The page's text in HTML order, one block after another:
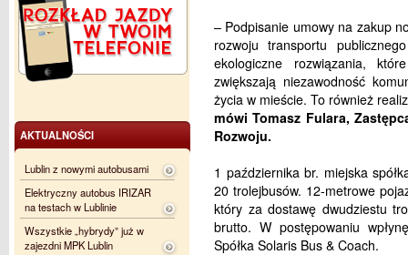
– Podpisanie umowy na zakup
rozwoju transportu
ekologiczne rozwiązania,
zwiększają niezawodność
życia w mieście. To również
mówi Tomasz Fulara,
Rozwoju.
1 października br. miejska
20 trolejbusów. 12-metrowe
który za dostawę dwudziestu
brutto. W postępowaniu
Spółka Solaris Bus & Coach.
AKTUALNOŚCI
Lublin z nowymi autobusami
Elektryczny autobus IRIZAR
na testach w Lublinie
Wszystkie „hybrydy” już w
zajezdni MPK Lublin